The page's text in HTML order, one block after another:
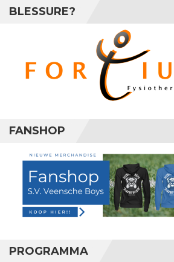
BLESSURE?
FANSHOP
PROGRAMMA